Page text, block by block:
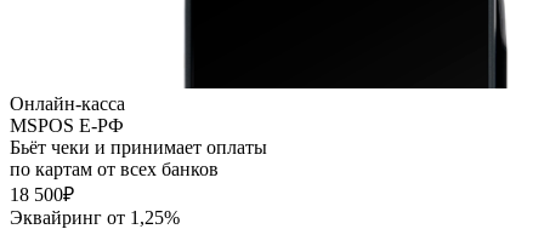
Онлайн-касса
MSPOS E-PФ
Бьёт чеки и принимает оплаты
по картам от всех банков
18 500₽
Эквайринг от 1,25%